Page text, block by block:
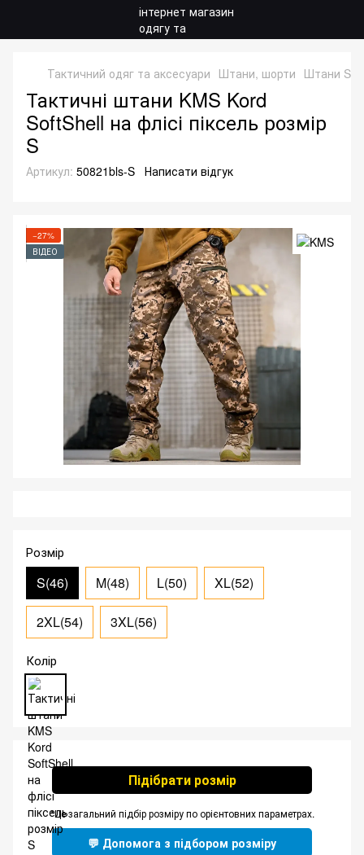
Тактичний одяг та аксесуари Штани, шорти Штани
Тактичні штани KMS Kord
SoftShell на флісі піксель розмір
S
Артикул: 50821bls-S Написати відгук
−27%
ВІДЕО
Розмір
S(46) M(48) L(50) XL(52)
2XL(54) 3XL(56)
Колір
Підібрати розмір
*Це загальний підбір розміру по орієнтовних параметрах.
💬 Допомога з підбором розміру